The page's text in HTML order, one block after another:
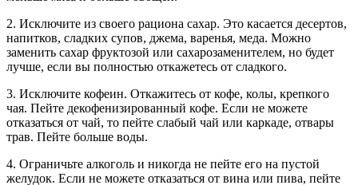
2. Исключите из своего рациона сахар. Это касается десертов,
напитков, сладких супов, джема, варенья, меда. Можно
заменить сахар фруктозой или сахарозаменителем, но будет
лучше, если вы полностью откажетесь от сладкого.
3. Исключите кофеин. Откажитесь от кофе, колы, крепкого
чая. Пейте декофенизированный кофе. Если не можете
отказаться от чай, то пейте слабый чай или каркаде, отвары
трав. Пейте больше воды.
4. Ограничьте алкоголь и никогда не пейте его на пустой
желудок. Если не можете отказаться от вина или пива, пейте